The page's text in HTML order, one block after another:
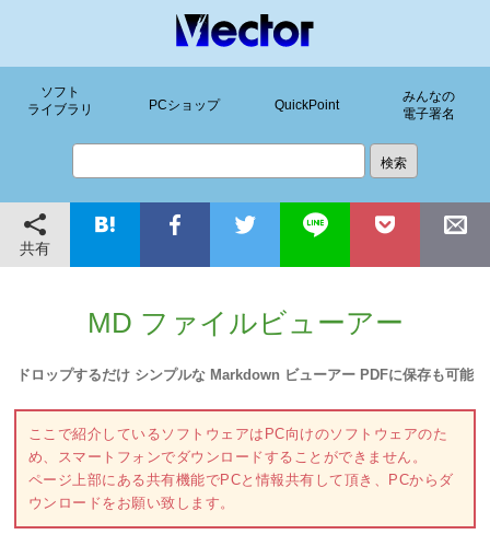
ソフト
ライブラリ
PCショップ QuickPoint
みんなの
電子署名
共有
MD ファイルビューアー
ドロップするだけ シンプルな Markdown ビューアー PDFに保存も可能
ここで紹介しているソフトウェアはPC向けのソフトウェアのた
め、スマートフォンでダウンロードすることができません。
ページ上部にある共有機能でPCと情報共有して頂き、PCからダ
ウンロードをお願い致します。